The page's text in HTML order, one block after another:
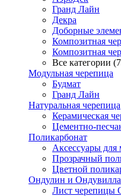
Гранд Лайн
Декра
Доборные
Композитная
Композитная
Все категории
Модульная черепица
Будмат
Гранд Лайн
Натуральная черепица
Керамическая
Цементно-
Поликарбонат
Аксессуары для
Прозрачный
Цветной
Ондулин и Ондувилла
Лист черепицы